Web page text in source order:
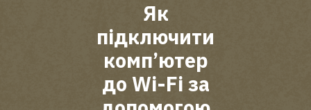
Як
підключити
комп’ютер
до Wi-Fi за